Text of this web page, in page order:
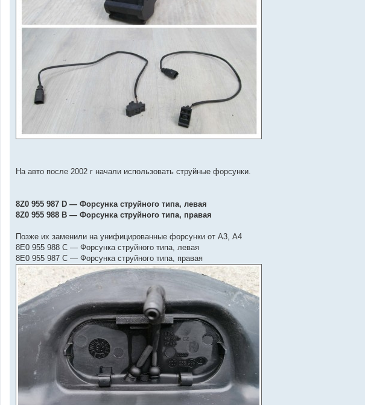
На авто после 2002 г начали использовать струйные форсунки.
8Z0 955 987 D — Форсунка струйного типа, левая
8Z0 955 988 B — Форсунка струйного типа, правая
Позже их заменили на унифицированные форсунки от А3, А4
8E0 955 988 C — Форсунка струйного типа, левая
8E0 955 987 C — Форсунка струйного типа, правая